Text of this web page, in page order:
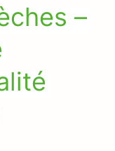
–